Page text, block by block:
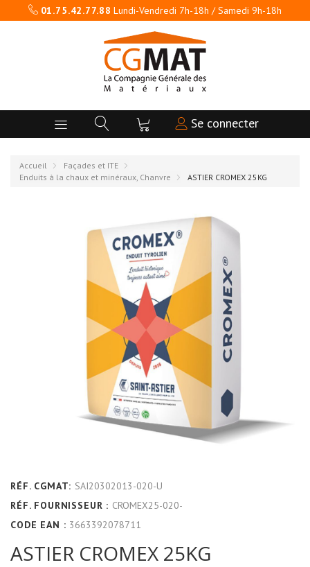
01.75.42.77.88 Lundi-Vendredi 7h-18h / Samedi 9h-18h
Se connecter
Accueil
Façades et ITE
Enduits à la chaux et minéraux, Chanvre
ASTIER CROMEX 25KG
RÉF. CGMAT: SAI20302013-020-U
RÉF. FOURNISSEUR : CROMEX25-020-
CODE EAN : 3663392078711
ASTIER CROMEX 25KG